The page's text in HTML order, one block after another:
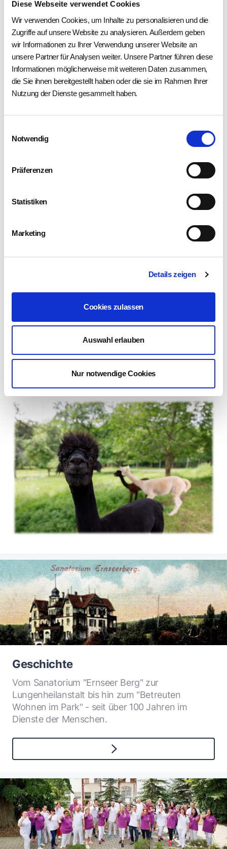
Diese Webseite verwendet Cookies
Wir verwenden Cookies, um Inhalte zu personalisieren und die
Zugriffe auf unsere Website zu analysieren. Außerdem geben
wir Informationen zu Ihrer Verwendung unserer Website an
unsere Partner für Analysen weiter. Unsere Partner führen diese
Informationen möglicherweise mit weiteren Daten zusammen,
die Sie ihnen bereitgestellt haben oder die sie im Rahmen Ihrer
Nutzung der Dienste gesammelt haben.
Notwendig
Präferenzen
Statistiken
Marketing
Details zeigen
Cookies zulassen
Auswahl erlauben
Nur notwendige Cookies
Intensivpflege etabliert sich und wir versorgen
vermehrt auch Menschen in Ihrem eigenen
Zuhause. Zunächst nur in Gera, später in ganz
Thüringen, Sachsen und Teilen von Sachsen-
Anhalt und Hessen.
2016
Nach schwerer Krankheit stirbt die Gründerin
und Pflegedienstleiterin Kristine Schmidt am 01.
seither ihre fachliche und menschliche Größe.
Nicole Zimmermann, Mitarbeiterin der ersten
Geschäftsführung bleibt bei Simone Schmidt und
Katja Koppe in der Familie.
Die Alpaka-Brüder "August", "Paul" und "Batman"
Rasenmähen und sind mit ihrem freundlichen
Wesen schnell ein Teil unserer "Familie"
geworden. Bei einem Besuch zaubern sie Groß
und Klein ein Lächeln auf die Lippen.
Geschichte
Vom Sanatorium "Ernseer Berg" zur
Lungenheilanstalt bis hin zum "Betreuten
Wohnen im Park" - seit über 100 Jahren im
Dienste der Menschen.